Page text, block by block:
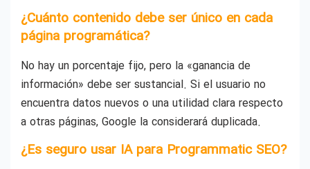
¿Cuánto contenido debe ser único en cada
página programática?
No hay un porcentaje fijo, pero la «ganancia de
información» debe ser sustancial. Si el usuario no
encuentra datos nuevos o una utilidad clara respecto
a otras páginas, Google la considerará duplicada.
¿Es seguro usar IA para Programmatic SEO?